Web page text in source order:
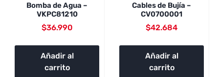
Bomba de Agua –
VKPC81210
$36.990
Añadir al
carrito
Cables de Bujía –
CV0700001
$42.684
Añadir al
carrito